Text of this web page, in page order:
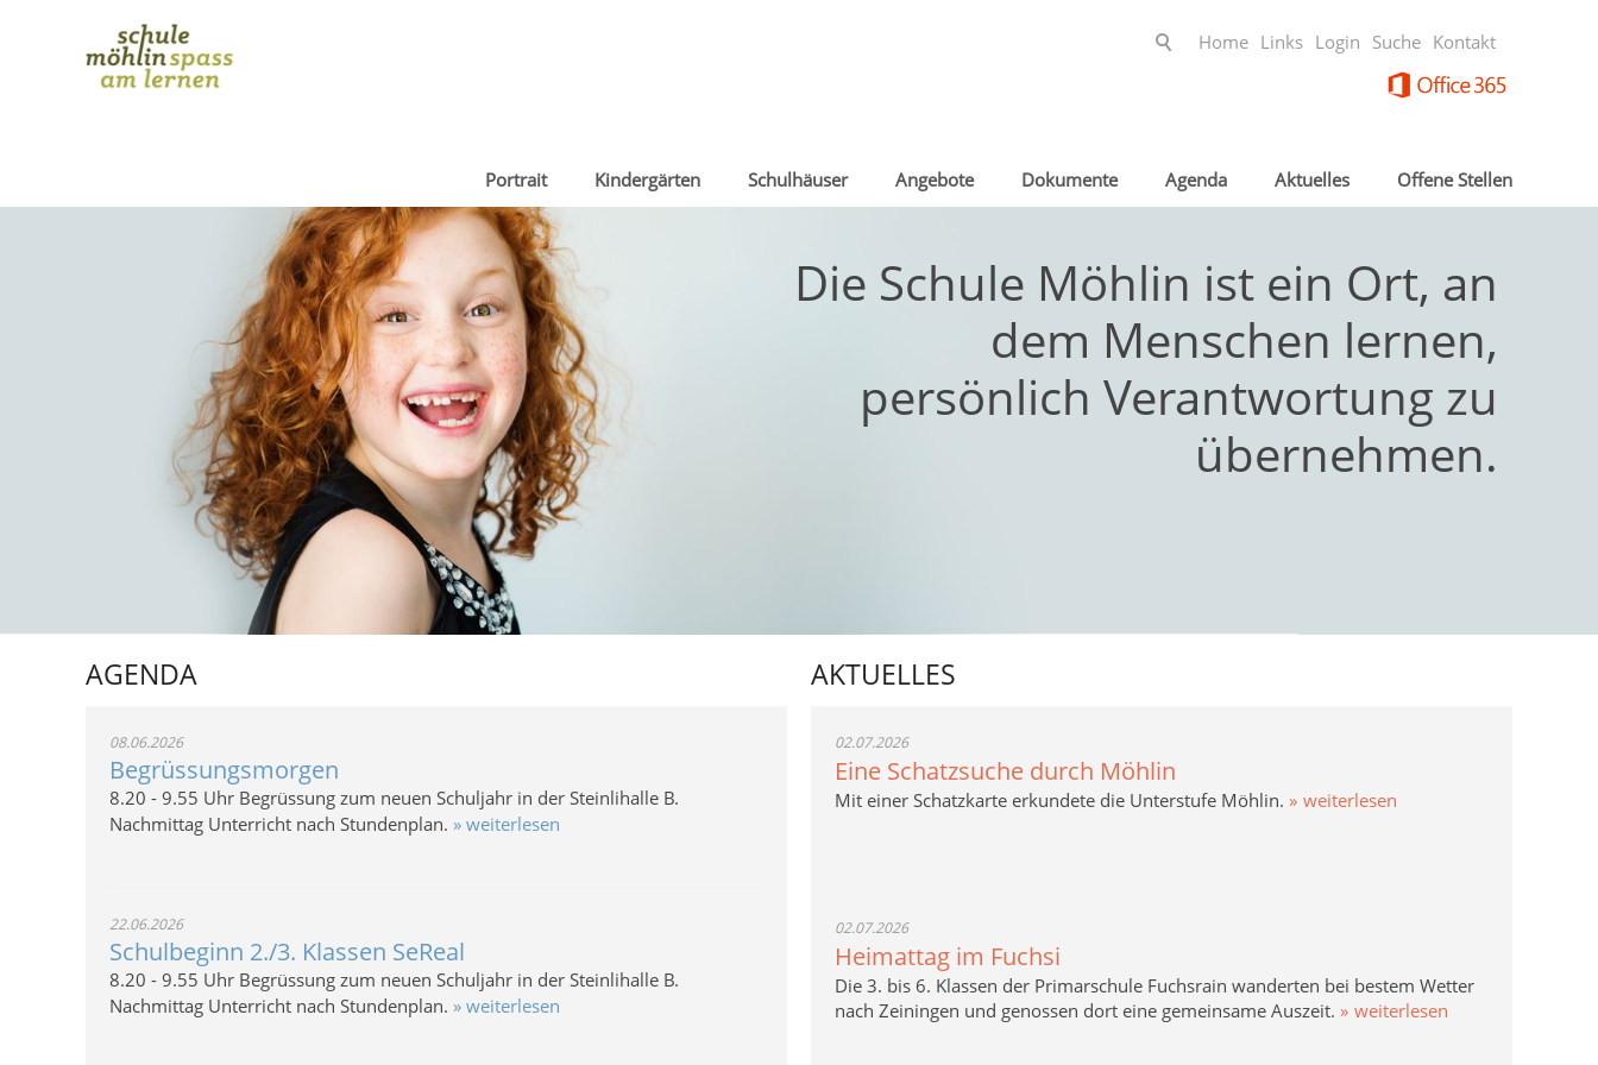
Home Links Login Suche Kontakt
Portrait Kindergärten Schulhäuser Angebote Dokumente Agenda Aktuelles Offene Stellen
Die Schule Möhlin ist ein Ort, an
dem Menschen lernen,
persönlich Verantwortung zu
übernehmen.
AGENDA
08.06.2026
Begrüssungsmorgen
8.20 - 9.55 Uhr Begrüssung zum neuen Schuljahr in der Steinlihalle B.
Nachmittag Unterricht nach Stundenplan. » weiterlesen
22.06.2026
Schulbeginn 2./3. Klassen SeReal
8.20 - 9.55 Uhr Begrüssung zum neuen Schuljahr in der Steinlihalle B.
Nachmittag Unterricht nach Stundenplan. » weiterlesen
AKTUELLES
02.07.2026
Eine Schatzsuche durch Möhlin
Mit einer Schatzkarte erkundete die Unterstufe Möhlin. weiterlesen
02.07.2026
Heimattag im Fuchsi
Die 3. bis 6. Klassen der Primarschule Fuchsrain wanderten bei bestem Wetter
nach Zeiningen und genossen dort eine gemeinsame Auszeit.
weiterlesen